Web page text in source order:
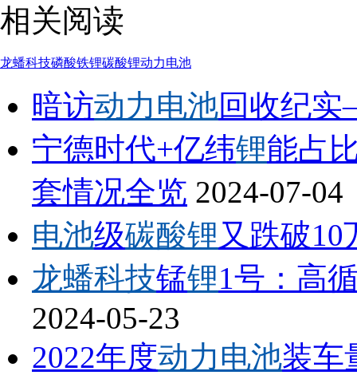
相关阅读
龙蟠科技磷酸铁锂碳酸锂动力电池
暗访动力电池回收纪
宁德时代+亿纬锂能占
套情况全览 2024-07-04
电池级碳酸锂又跌破10
龙蟠科技锰锂1号：高
2024-05-23
2022年度动力电池装车